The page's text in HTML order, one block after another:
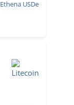
Ethena USDe